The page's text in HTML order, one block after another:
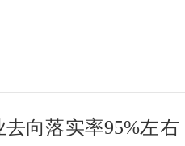
向落实率95%左右